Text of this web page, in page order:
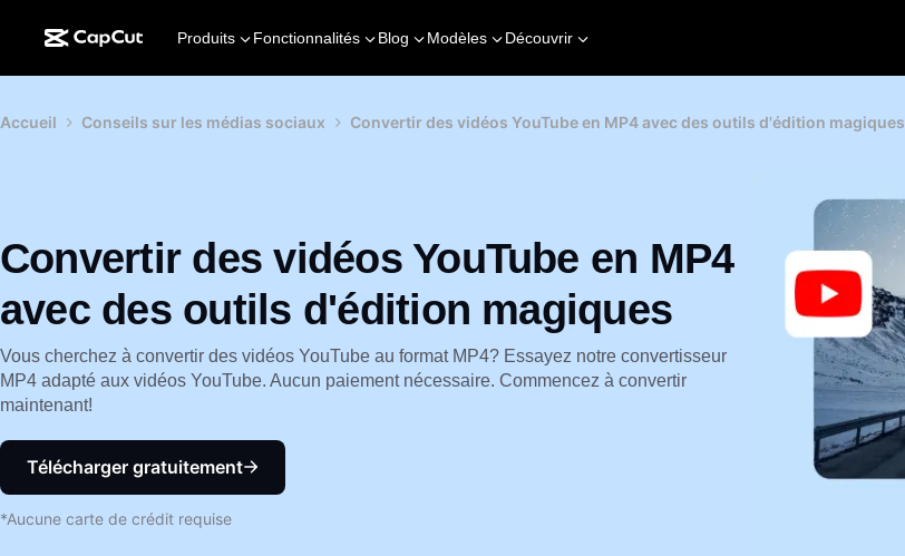
Produits Fonctionnalités Blog Modèles Découvrir
Accueil Conseils sur les médias sociaux Convertir des vidéos YouTube en MP4 avec des outils d'édition magiques
Convertir des vidéos YouTube en MP4
avec des outils d'édition magiques
Vous cherchez à convertir des vidéos YouTube au format MP4? Essayez notre convertisseur
MP4 adapté aux vidéos YouTube. Aucun paiement nécessaire. Commencez à convertir
maintenant!
Télécharger gratuitement
*Aucune carte de crédit requise